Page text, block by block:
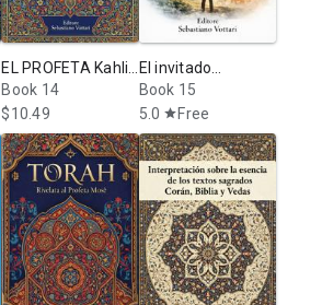
EL PROFETA Kahlil
Gibran: Texto
sagrado en
español
Book 14
$10.49
El invitado
inesperado: El
hombre, lo
desconocido e
imperfecto en la
perfecta armonía
de la Naturaleza -
Ospite
Book 15
5.0 star Free